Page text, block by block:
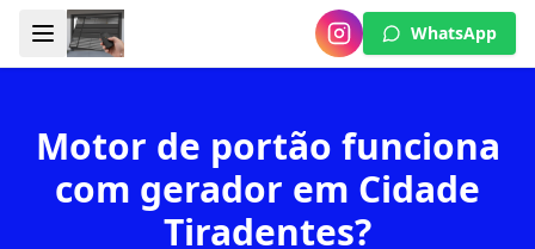
WhatsApp
Motor de portão funciona
com gerador em Cidade
Tiradentes?